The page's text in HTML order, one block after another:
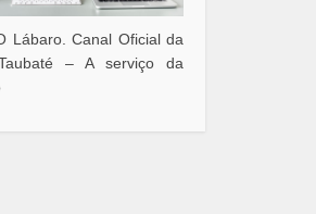
Lábaro. Canal Oficial da
– A serviço da